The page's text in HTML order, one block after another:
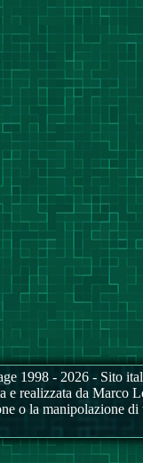
1998 - 2026 - Sito
e realizzata da
o la manipolazione